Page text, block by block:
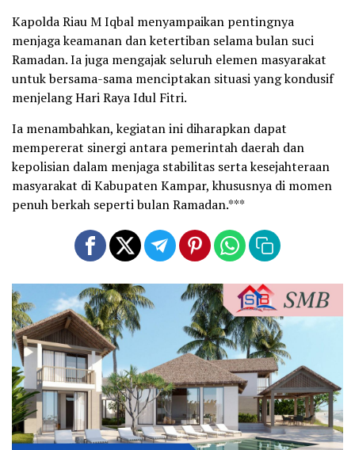
Kapolda Riau M Iqbal menyampaikan pentingnya
menjaga keamanan dan ketertiban selama bulan suci
Ramadan. Ia juga mengajak seluruh elemen masyarakat
untuk bersama-sama menciptakan situasi yang kondusif
menjelang Hari Raya Idul Fitri.
Ia menambahkan, kegiatan ini diharapkan dapat
mempererat sinergi antara pemerintah daerah dan
kepolisian dalam menjaga stabilitas serta kesejahteraan
masyarakat di Kabupaten Kampar, khususnya di momen
penuh berkah seperti bulan Ramadan.***